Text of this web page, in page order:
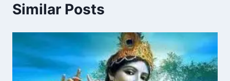
Similar Posts